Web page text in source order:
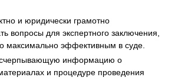
и юридически грамотно
вопросы для экспертного заключения,
максимально эффективным в суде.
информацию о
и процедуре проведения